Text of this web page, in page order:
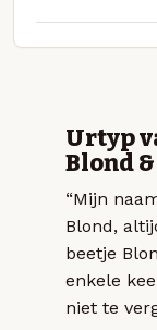
Urtyp
Blond
“Mijn
Blond,
beetje
enkele
niet te